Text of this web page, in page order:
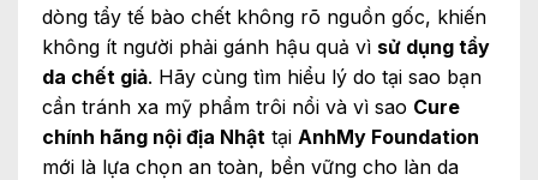
dòng tẩy tế bào chết không rõ nguồn gốc, khiến
không ít người phải gánh hậu quả vì sử dụng tẩy
da chết giả. Hãy cùng tìm hiểu lý do tại sao bạn
cần tránh xa mỹ phẩm trôi nổi và vì sao Cure
chính hãng nội địa Nhật tại AnhMy Foundation
mới là lựa chọn an toàn, bền vững cho làn da